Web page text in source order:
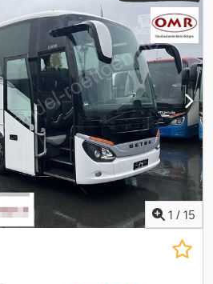
(ESP), Klimaanlage,
Toilette, Setra 516 HD/3 aus 1.
Automatik, Vollausstattung,
147.000¤ vom Optischen und
Sie sich selbst vor Ort. Wir
Originale Datenbestätigung zur
Erstellung der
wenn erforderlich Dsdpfx Aozb
und Probefahrt ist jederzeit, auch
Absprache möglich !
auf Anfrage
seite. /
1 / 15